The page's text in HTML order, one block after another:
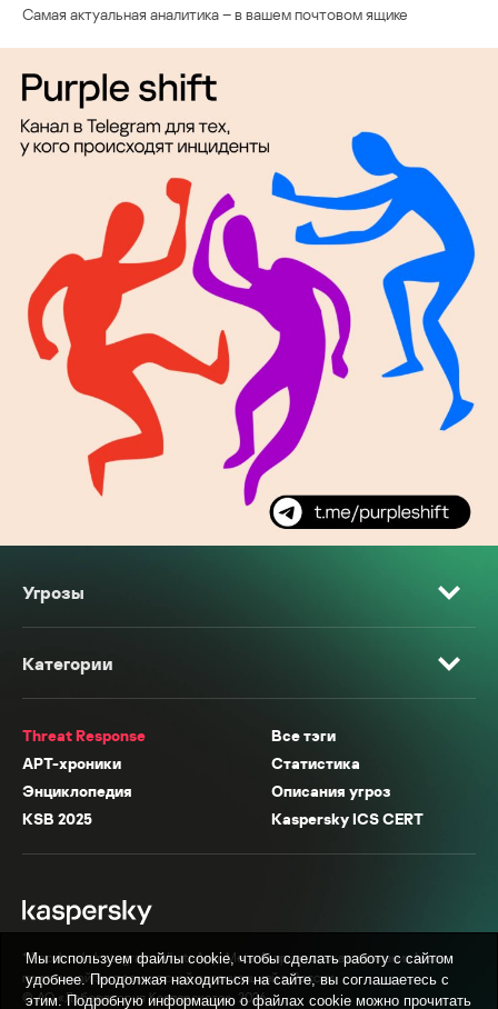
Самая актуальная аналитика – в вашем почтовом ящике
Угрозы
Категории
Threat Response
Все тэги
APT-хроники
Статистика
Энциклопедия
Описания угроз
KSB 2025
Kaspersky ICS CERT
* Facebook, Instagram, WhatsApp, Meta AI принадлежат компании Meta,
признанной экстремистской организацией в России.
© АО «Лаборатория Касперского», 2026.
Мы используем файлы cookie, чтобы сделать работу с сайтом
удобнее. Продолжая находиться на сайте, вы соглашаетесь с
этим. Подробную информацию о файлах cookie можно прочитать